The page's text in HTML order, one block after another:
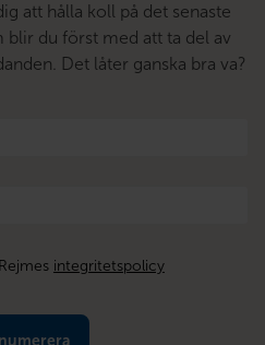
att hålla koll på det senaste
blir du först med att ta del av
Det låter ganska bra va?
integritetspolicy